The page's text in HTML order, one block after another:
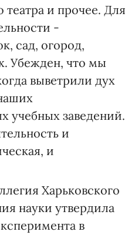
театра и прочее. Для
-
сад, огород,
Убежден, что мы
выветрили дух
учебных заведений.
и
и
Харьковского
науки утвердила
в